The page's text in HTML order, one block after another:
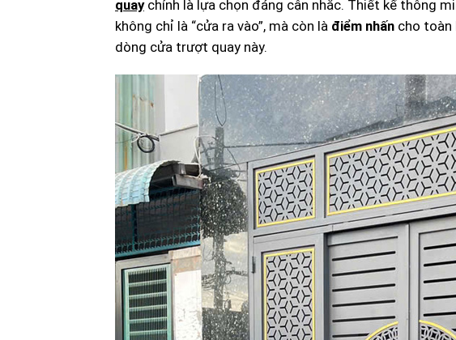
quaychính là lựa chọn đáng cân nhắc. Thiết kế thông
không chỉ là “cửa ra vào”, mà còn là điểm nhấn cho toàn
dòng cửa trượt quay này.